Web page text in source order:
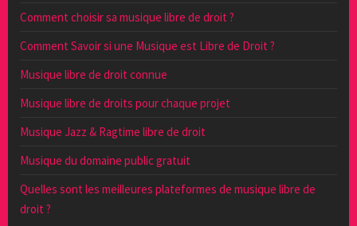
Comment choisir sa musique libre de droit ?
Comment Savoir si une Musique est Libre de Droit ?
Musique libre de droit connue
Musique libre de droits pour chaque projet
Musique Jazz & Ragtime libre de droit
Musique du domaine public gratuit
Quelles sont les meilleures plateformes de musique libre de
droit ?